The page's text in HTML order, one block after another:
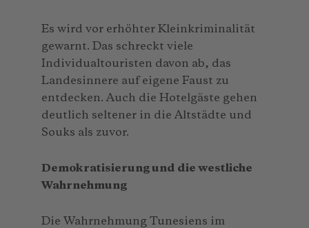
Es wird vor erhöhter Kleinkriminalität
gewarnt. Das schreckt viele
Individualtouristen davon ab, das
Landesinnere auf eigene Faust zu
entdecken. Auch die Hotelgäste gehen
deutlich seltener in die Altstädte und
Souks als zuvor.
Demokratisierung und die westliche
Wahrnehmung
Die Wahrnehmung Tunesiens im